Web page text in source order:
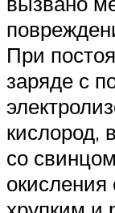
При
заряде с
кислород,
со
окисления